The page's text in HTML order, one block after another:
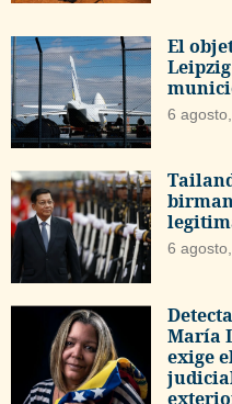
El
6
6
María
exige